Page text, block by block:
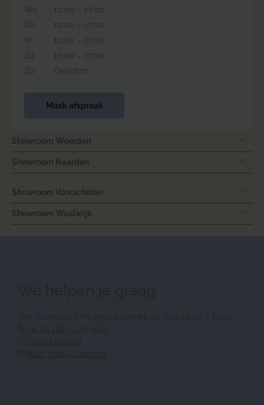
Wo
10:00 – 17:00
Do
10:00 – 17:00
Vr
10:00 – 17:00
Za
10:00 – 17:00
Zo
Gesloten
Maak afspraak
Showroom Woerden
Showroom Naarden
Showroom Voorschoten
Showroom Waalwijk